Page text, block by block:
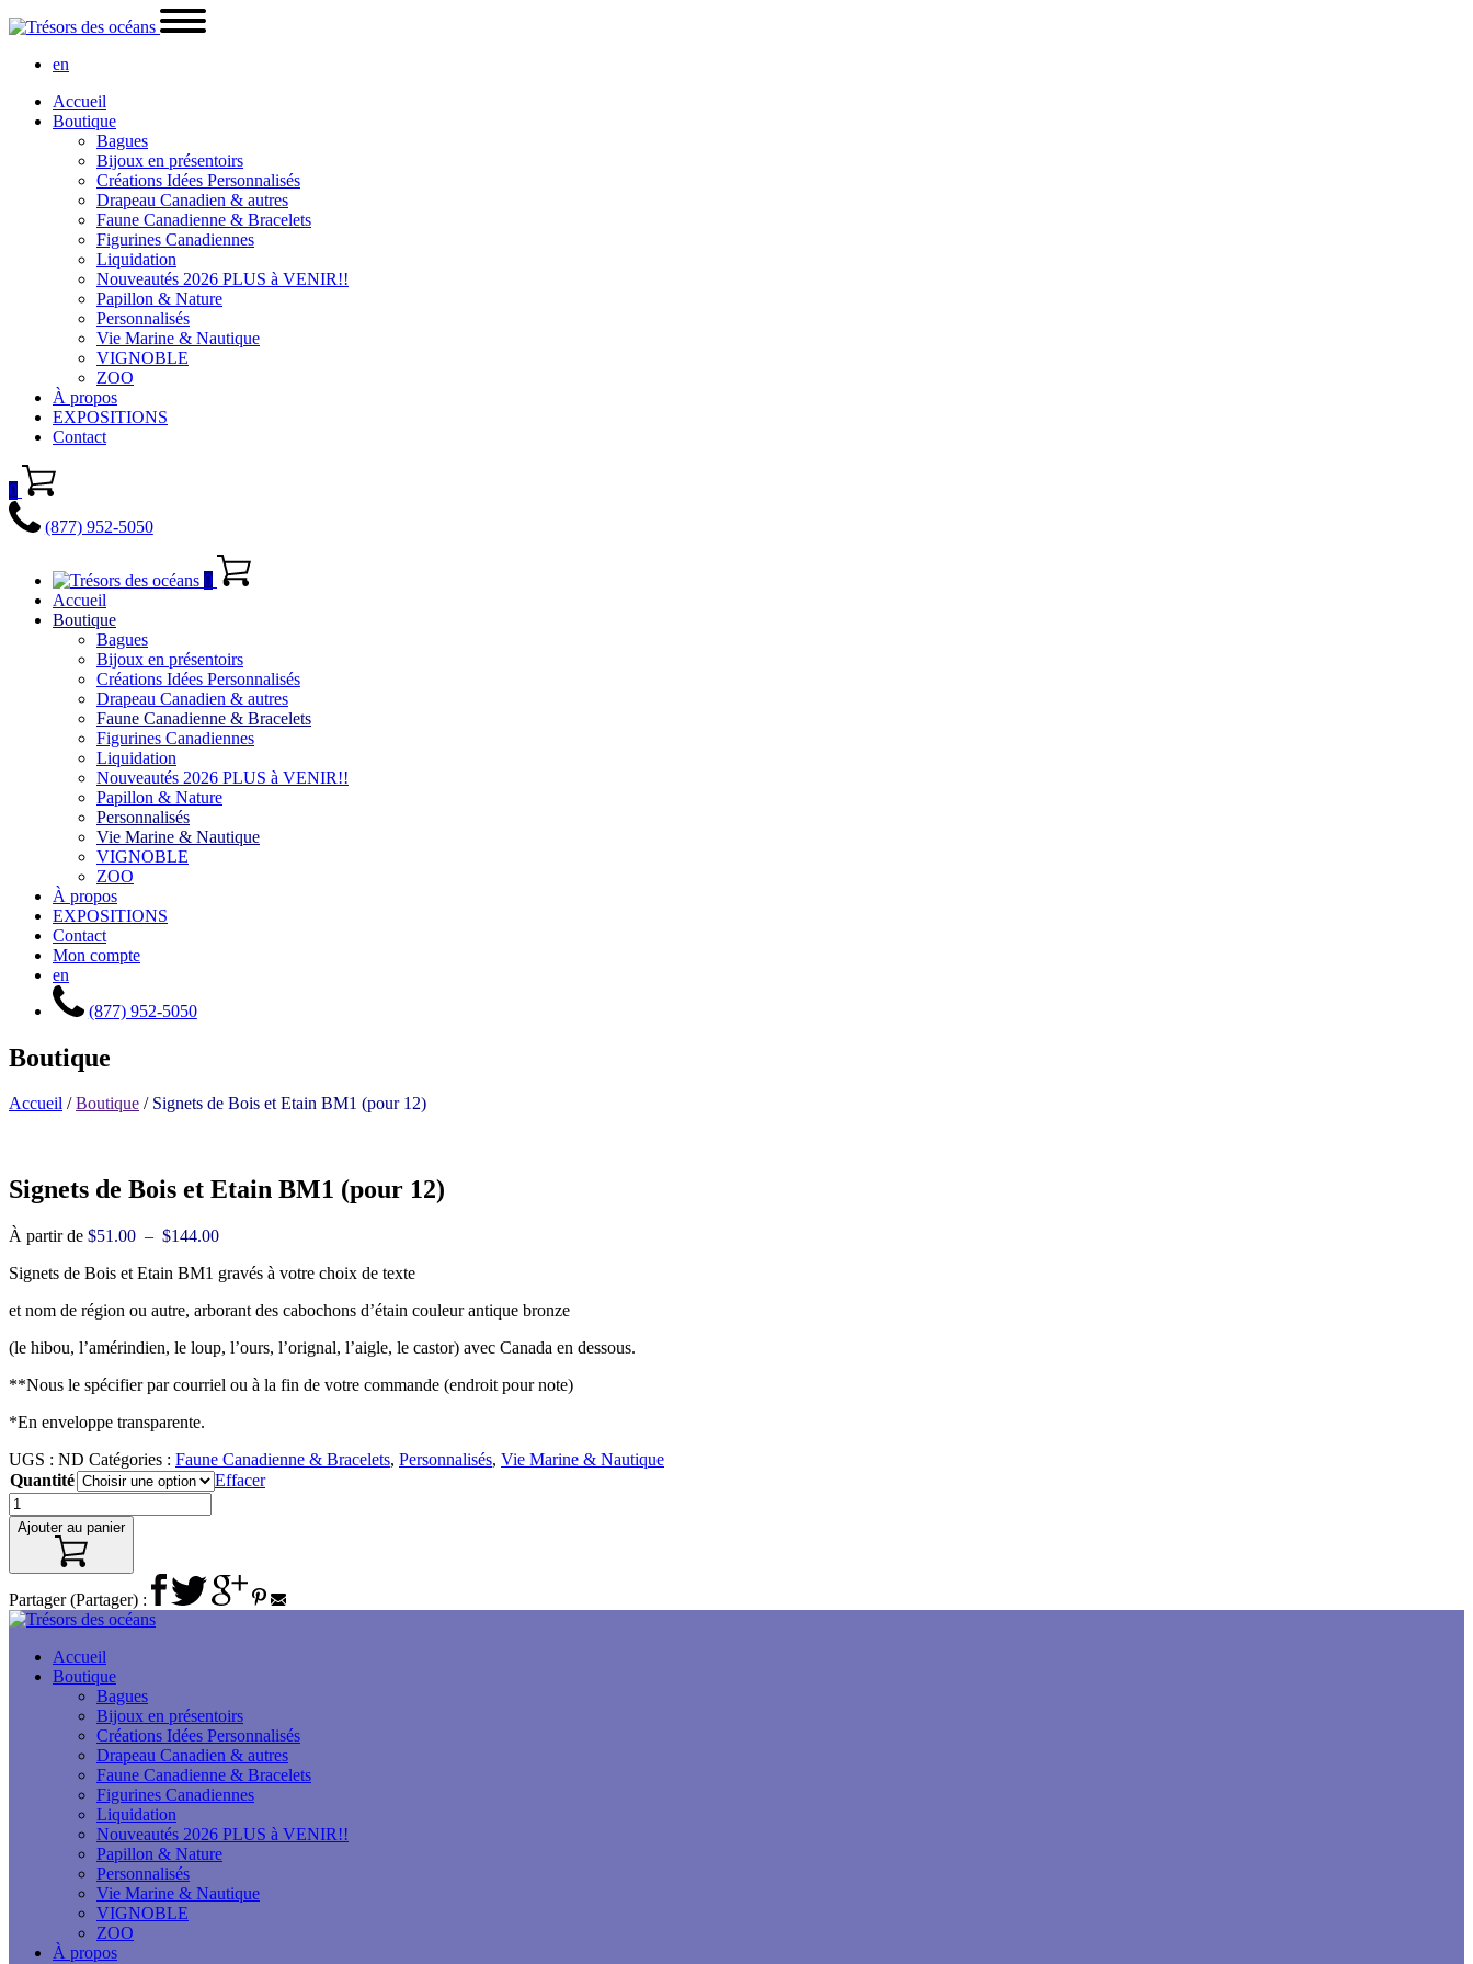
en
Accueil
Boutique
Bagues
Bijoux en présentoirs
Créations Idées Personnalisés
Drapeau Canadien & autres
Faune Canadienne & Bracelets
Figurines Canadiennes
Liquidation
Nouveautés 2026 PLUS à VENIR!!
Papillon & Nature
Personnalisés
Vie Marine & Nautique
VIGNOBLE
ZOO
À propos
EXPOSITIONS
Contact
0
(877) 952-5050
0
Accueil
Boutique
Bagues
Bijoux en présentoirs
Créations Idées Personnalisés
Drapeau Canadien & autres
Faune Canadienne & Bracelets
Figurines Canadiennes
Liquidation
Nouveautés 2026 PLUS à VENIR!!
Papillon & Nature
Personnalisés
Vie Marine & Nautique
VIGNOBLE
ZOO
À propos
EXPOSITIONS
Contact
Mon compte
en
(877) 952-5050
Boutique
Accueil /Boutique / Signets de Bois et Etain BM1 (pour 12)
Signets de Bois et Etain BM1 (pour 12)
À partir de $51.00 – $144.00Plage
prix :
à
Signets de Bois et Etain BM1 gravés à votre choix de texte
et nom de région ou autre, arborant des cabochons d’étain couleur antique bronze
(le hibou, l’amérindien, le loup, l’ours, l’orignal, l’aigle, le castor) avec Canada en dessous.
**Nous le spécifier par courriel ou à la fin de votre commande (endroit pour note)
*En enveloppe transparente.
UGS : ND Catégories : Faune Canadienne & Bracelets, Personnalisés, Vie Marine & Nautique
Quantité
Effacer
Ajouter au panier
Partager (Partager) :
Accueil
Boutique
Bagues
Bijoux en présentoirs
Créations Idées Personnalisés
Drapeau Canadien & autres
Faune Canadienne & Bracelets
Figurines Canadiennes
Liquidation
Nouveautés 2026 PLUS à VENIR!!
Papillon & Nature
Personnalisés
Vie Marine & Nautique
VIGNOBLE
ZOO
À propos